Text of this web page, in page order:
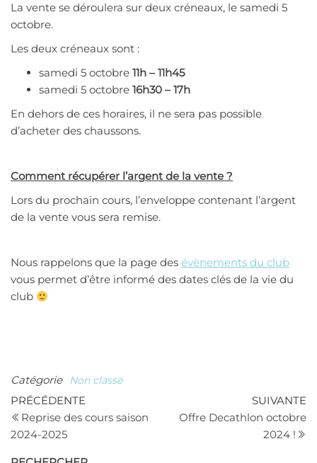
La vente se déroulera sur deux créneaux, le samedi 5
octobre.
Les deux créneaux sont :
samedi 5 octobre 11h – 11h45
samedi 5 octobre 16h30 – 17h
En dehors de ces horaires, il ne sera pas possible
d’acheter des chaussons.
Comment récupérer l’argent de la vente ?
Lors du prochain cours, l’enveloppe contenant l’argent
de la vente vous sera remise.
Nous rappelons que la page des évènements du club
vous permet d’être informé des dates clés de la vie du
club
Catégorie Non classé
Navigation
de
Article
précédent
PRÉCÉDENTE
Reprise des cours saison
2024-2025
SUIVANTE
Offre Decathlon octobre
2024 !